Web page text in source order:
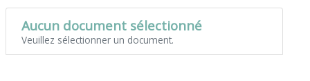
Aucun document sélectionné
Veuillez sélectionner un document.